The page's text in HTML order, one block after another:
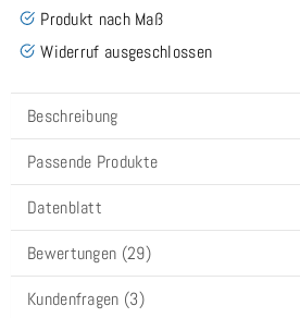
Produkt nach Maß
Widerruf ausgeschlossen
Beschreibung
Passende Produkte
Datenblatt
Bewertungen (29)
Kundenfragen (3)